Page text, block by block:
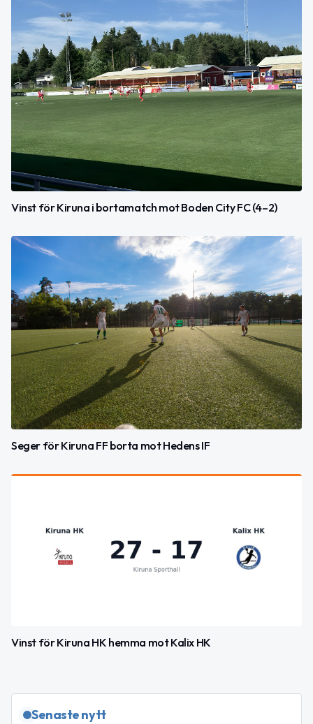
Vinst för Kiruna i bortamatch mot Boden City FC (4–2)
Seger för Kiruna FF borta mot Hedens IF
Vinst för Kiruna HK hemma mot Kalix HK
Senaste nytt